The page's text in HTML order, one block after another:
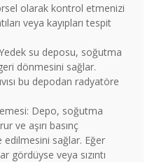
olarak kontrol etmenizi
veya kayıpları tespit
Yedek su deposu, soğutma
dönmesini sağlar.
bu depodan radyatöre
Depo, soğutma
ve aşırı basınç
edilmesini sağlar. Eğer
gördüyse veya sızıntı